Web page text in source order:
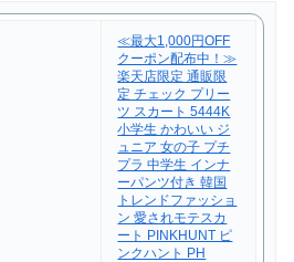
≪最大1,000円OFF
クーポン配布中！≫
楽天店限定 通販限
定 チェック プリー
ツ スカート 5444K
小学生 かわいい ジ
ュニア 女の子 プチ
プラ 中学生 インナ
ーパンツ付き 韓国
トレンドファッショ
ン 愛されモテスカ
ート PINKHUNT ピ
ンクハント PH